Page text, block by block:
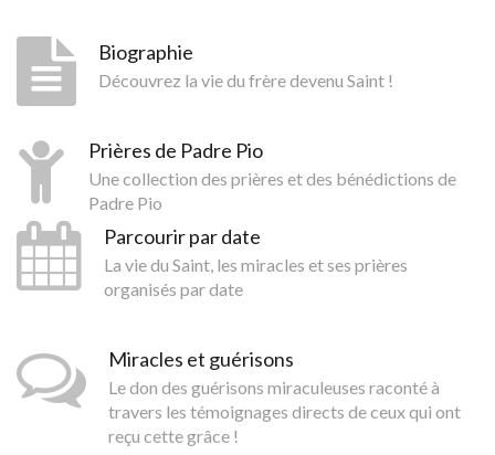
Biographie
Découvrez la vie du frère devenu Saint !
Prières de Padre Pio
Une collection des prières et des bénédictions de
Padre Pio
Parcourir par date
La vie du Saint, les miracles et ses prières
organisés par date
Miracles et guérisons
Le don des guérisons miraculeuses raconté à
travers les témoignages directs de ceux qui ont
reçu cette grâce !